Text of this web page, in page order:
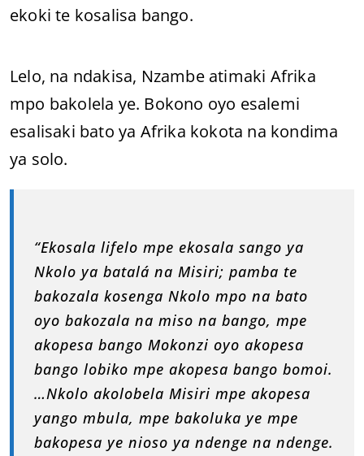
ekoki te kosalisa bango.
Lelo, na ndakisa, Nzambe atimaki Afrika
mpo bakolela ye. Bokono oyo esalemi
esalisaki bato ya Afrika kokota na kondima
ya solo.
“Ekosala lifelo mpe ekosala sango ya
Nkolo ya batalá na Misiri; pamba te
bakozala kosenga Nkolo mpo na bato
oyo bakozala na miso na bango, mpe
akopesa bango Mokonzi oyo akopesa
bango lobiko mpe akopesa bango bomoi.
…Nkolo akolobela Misiri mpe akopesa
yango mbula, mpe bakoluka ye mpe
bakopesa ye nioso ya ndenge na ndenge.